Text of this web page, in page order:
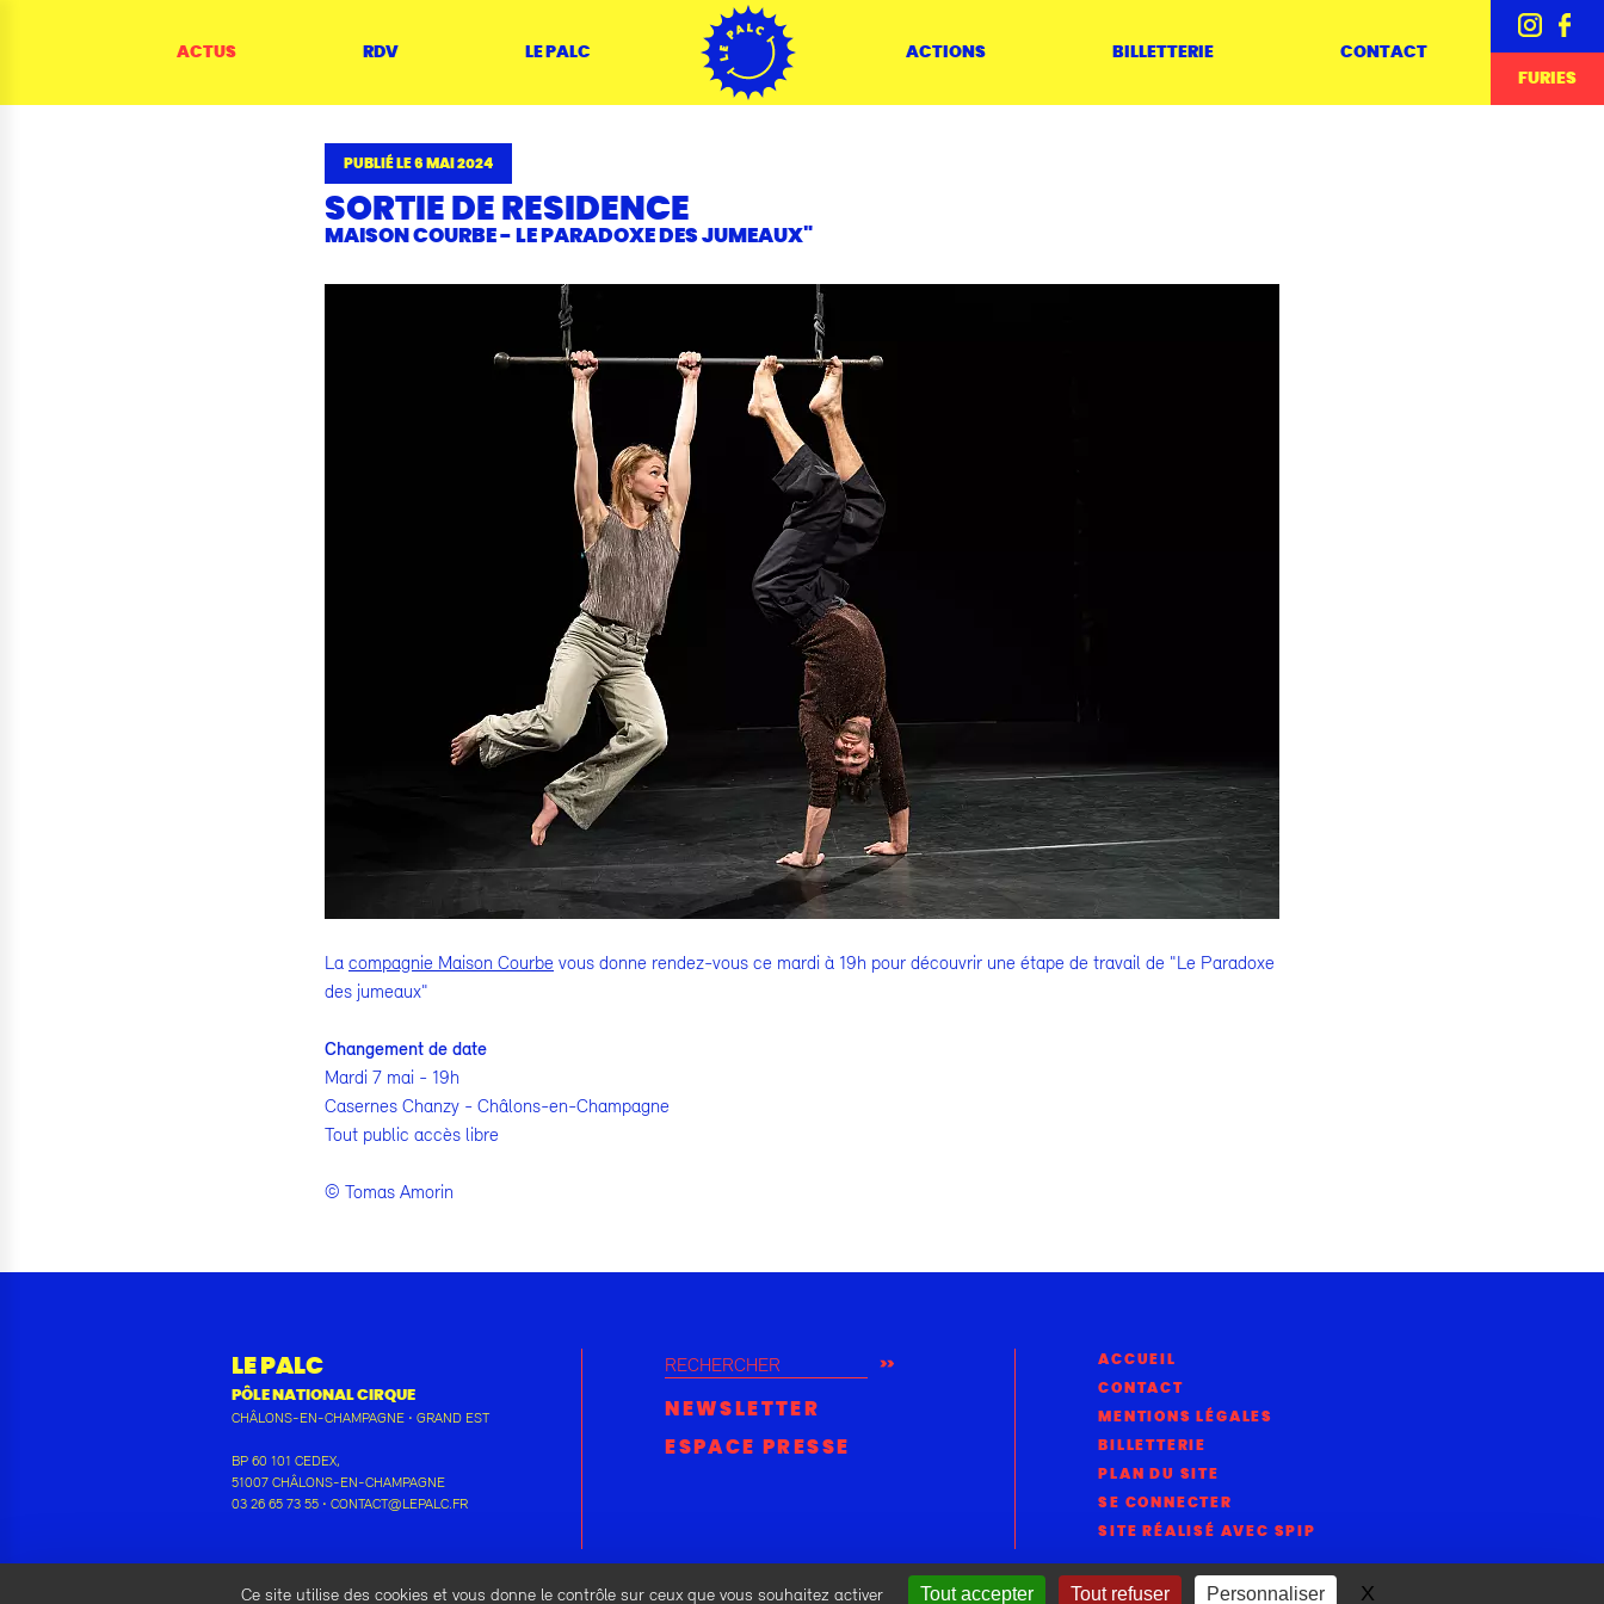
Ce site utilise des cookies et vous donne le contrôle sur ceux que vous souhaitez activer Tout accepter Tout refuser Personnaliser X
ACCUEIL
ACTUS RDV LE PALC ACTIONS BILLETTERIE
CONTACT
FURIES
PUBLIÉ LE 6 MAI 2024
SORTIE DE RESIDENCE
MAISON COURBE - LE PARADOXE DES JUMEAUX"
La compagnie Maison Courbe vous donne rendez-vous ce mardi à 19h pour découvrir une étape de travail de "Le Paradoxe
des jumeaux"
Changement de date
Mardi 7 mai - 19h
Casernes Chanzy - Châlons-en-Champagne
Tout public accès libre
© Tomas Amorin
LE PALC
PÔLE NATIONAL CIRQUE
CHÂLONS-EN-CHAMPAGNE • GRAND EST
BP 60 101 CEDEX,
51007 CHÂLONS-EN-CHAMPAGNE
03 26 65 73 55 • CONTACT@LEPALC.FR
RECHERCHER
NEWSLETTER
ESPACE PRESSE
ACCUEIL
CONTACT
MENTIONS LÉGALES
BILLETTERIE
PLAN DU SITE
SE CONNECTER
SITE RÉALISÉ AVEC SPIP